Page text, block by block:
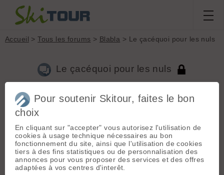
Accueil >Tous les forums > Blabla > Le çacéquoi pour les nuls
Le çacéquoi pour les nuls
Aller à la page :
Nouveau sujet
Voir tous les sujets Chercher Archives
J
jc69[2646posts] - Le 17/12/2010 09:59
ça ne serait pas une réserve intégrale, la particularité ?
Pour soutenir Skitour, faites le bon
choix
En cliquant sur "accepter" vous autorisez l'utilisation de
cookies à usage technique nécessaires au bon
fonctionnement du site, ainsi que l'utilisation de cookies
tiers à des fins statistiques ou de personnalisation des
annonces pour vous proposer des services et des offres
adaptées à vos centres d'interêt.